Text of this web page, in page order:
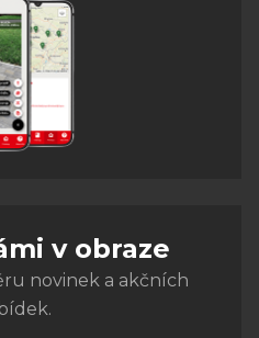
v obraze
novinek a akčních